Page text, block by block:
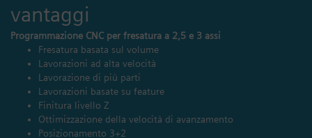
vantaggi
Programmazione CNC per fresatura a 2,5 e 3 assi
Fresatura basata sul volume
Lavorazioni ad alta velocità
Lavorazione di più parti
Lavorazioni basate su feature
Finitura livello Z
Ottimizzazione della velocità di avanzamento
Posizionamento 3+2